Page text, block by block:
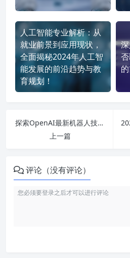
人工智能专业解析：从
就业前景到应用现状，
全面揭秘2024年人工智
能发展的前沿趋势与教
育规划！
探索OpenAI最新机器人技术：ChatGPT与AI智能应用的未来前景分析
上一篇
评论（没有评论）